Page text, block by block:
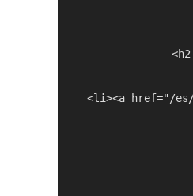
<li><a href="/